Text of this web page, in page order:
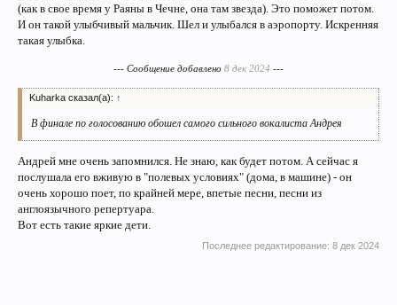
(как в свое время у Раяны в Чечне, она там звезда). Это поможет потом.
И он такой улыбчивый мальчик. Шел и улыбался в аэропорту. Искренняя
такая улыбка.
--- Сообщение добавлено 8 дек 2024 ---
Kuharka сказал(а): ↑
В финале по голосованию обошел самого сильного вокалиста Андрея
Андрей мне очень запомнился. Не знаю, как будет потом. А сейчас я
послушала его вживую в "полевых условиях" (дома, в машине) - он
очень хорошо поет, по крайней мере, впетые песни, песни из
англоязычного репертуара.
Вот есть такие яркие дети.
Последнее редактирование: 8 дек 2024